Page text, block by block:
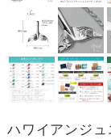
ハワイアンジ